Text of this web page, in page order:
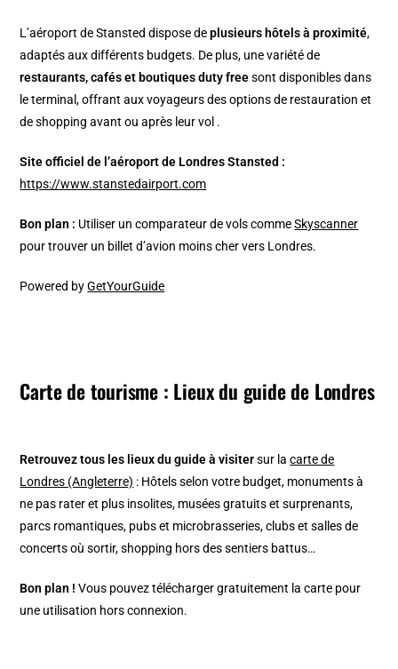
L’aéroport de Stansted dispose deplusieurs hôtels à proximité,
adaptés aux différents budgets. De plus, une variété de
restaurants, cafés et boutiques duty freesont disponibles dans
le terminal, offrant aux voyageurs des options de restauration et
de shopping avant ou après leur vol .
Site officiel de l’aéroport de Londres Stansted :
https://www.stanstedairport.com
Bon plan : Utiliser un comparateur de vols commeSkyscanner
pour trouver un billet d’avion moins cher vers Londres.
Powered byGetYourGuide
Carte de tourisme : Lieux du guide de Londres
Retrouvez tous les lieux du guide à visitersur lacarte de
Londres (Angleterre) : Hôtels selon votre budget, monuments à
ne pas rater et plus insolites, musées gratuits et surprenants,
parcs romantiques, pubs et microbrasseries, clubs et salles de
concerts où sortir, shopping hors des sentiers battus…
Bon plan !Vous pouvez télécharger gratuitement la carte pour
une utilisation hors connexion.